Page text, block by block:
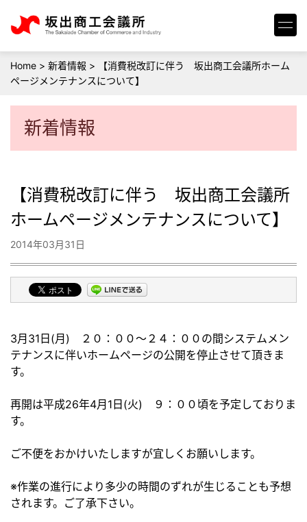
Home > 新着情報 >
【消費税改訂に伴う 坂出商工会議所ホーム
ページメンテナンスについて】
新着情報
【消費税改訂に伴う 坂出商工会議所
ホームページメンテナンスについて】
2014年03月31日
3月31日(月) ２０：００～２４：００の間システムメン
テナンスに伴いホームページの公開を停止させて頂きま
す。
再開は平成26年4月1日(火) ９：００頃を予定しておりま
す。
ご不便をおかけいたしますが宜しくお願いします。
※作業の進行により多少の時間のずれが生じることも予想
されます。ご了承下さい。